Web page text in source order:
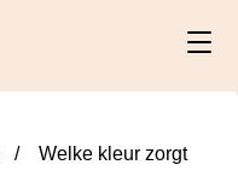
Welke kleur zorgt